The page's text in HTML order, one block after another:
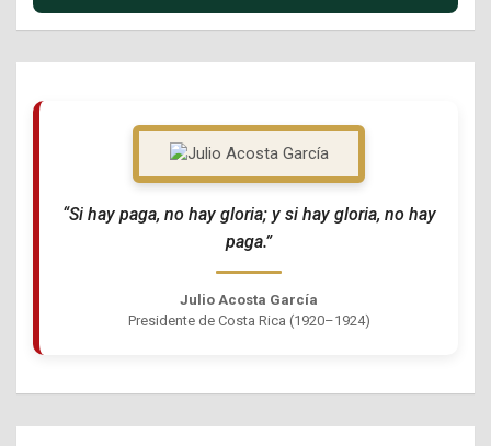
“Si hay paga, no hay gloria; y si hay gloria, no hay
paga.”
Julio Acosta García
Presidente de Costa Rica (1920–1924)